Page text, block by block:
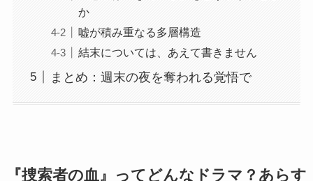
か
嘘が積み重なる多層構造
結末については、あえて書きません
まとめ：週末の夜を奪われる覚悟で
『捜索者の血』ってどんなドラマ？あらす